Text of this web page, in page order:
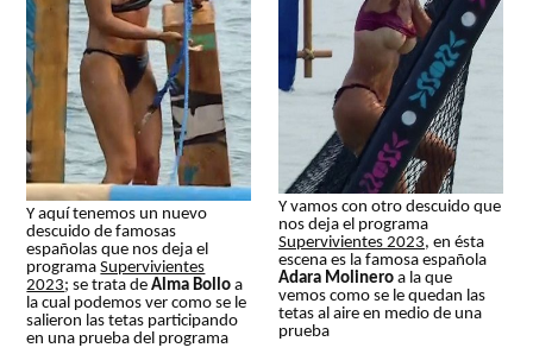
Y aquí tenemos un nuevo
descuido de famosas
españolas que nos deja el
programaSupervivientes
2023; se trata deAlma Bollo a
la cual podemos ver como se le
salieron las tetas participando
en una prueba del programa
Y vamos con otro descuido que
nos deja el programa
Supervivientes 2023, en ésta
escena es la famosa española
Adara Molinero a la que
vemos como se le quedan las
tetas al aire en medio de una
prueba